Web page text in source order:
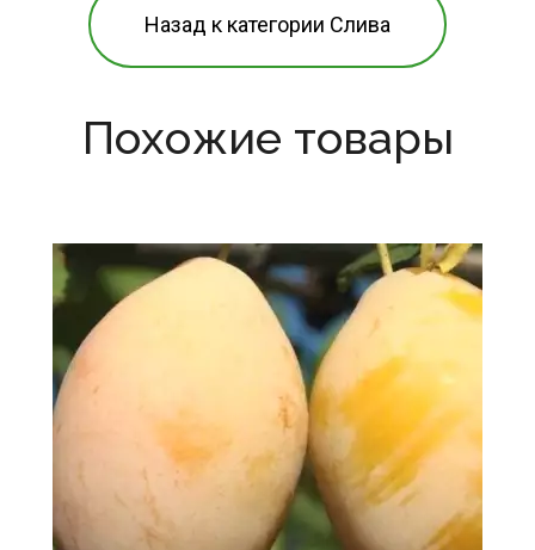
Назад к категории Слива
Похожие товары